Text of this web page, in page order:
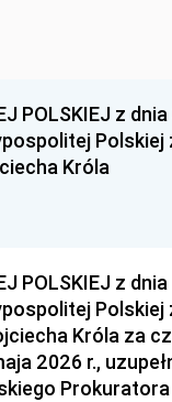
POLSKIEJ z
Króla
POLSKIEJ z
Króla za
2026 r.,